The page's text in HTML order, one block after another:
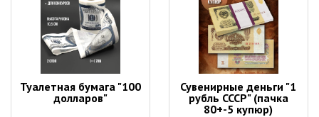
Туалетная бумага "100
долларов"
Сувенирные деньги "1
рубль СССР" (пачка
80+-5 купюр)